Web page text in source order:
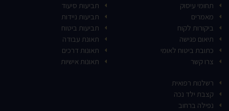
תחומי עיסוק
מאמרים
ביקורות לקוח
תיאום פגישה
כתובת ביטוח לאומי
צרו קשר
תביעות סיעוד
תביעות ניידות
תביעות ביטוח
תאונת עבודה
תאונות דרכים
תאונות אישיות
רשלנות רפואית
קצבת ילד נכה
נפילה ברחוב